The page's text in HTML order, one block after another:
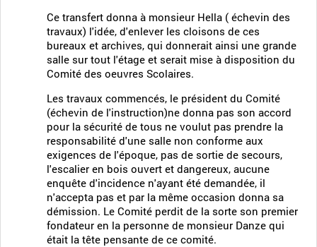
Ce transfert donna à monsieur Hella ( échevin des
travaux) l'idée, d'enlever les cloisons de ces
bureaux et archives, qui donnerait ainsi une grande
salle sur tout l'étage et serait mise à disposition du
Comité des oeuvres Scolaires.
Les travaux commencés, le président du Comité
(échevin de l'instruction)ne donna pas son accord
pour la sécurité de tous ne voulut pas prendre la
responsabilité d'une salle non conforme aux
exigences de l'époque, pas de sortie de secours,
l'escalier en bois ouvert et dangereux, aucune
enquête d'incidence n'ayant été demandée, il
n'accepta pas et par la même occasion donna sa
démission. Le Comité perdit de la sorte son premier
fondateur en la personne de monsieur Danze qui
était la tête pensante de ce comité.